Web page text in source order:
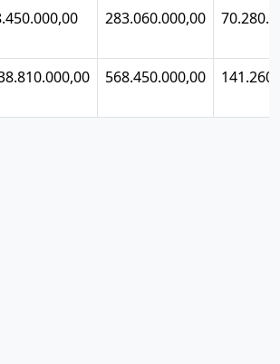
283.060.000,00
568.450.000,00